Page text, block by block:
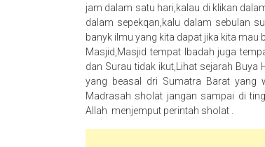
jam dalam satu hari,kalau di klikan
dalam sepekqan,kalu dalam sebulan
banyk ilmu yang kita dapat jika kita
Masjid,Masjid tempat Ibadah juga
dan Surau tidak ikut,Lihat sejarah
yang beasal dri Sumatra Barat yang
Madrasah sholat jangan sampai di
Allah menjemput perintah sholat .